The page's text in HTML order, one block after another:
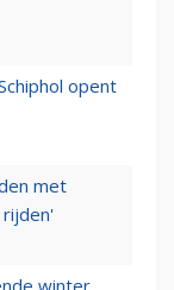
opent
met
rijden'